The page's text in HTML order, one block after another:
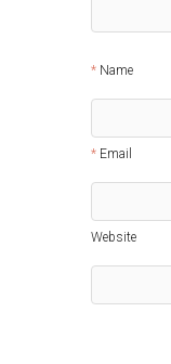
Name
Email
Website